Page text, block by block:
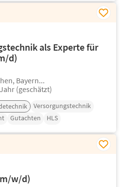
als Experte für
d)
Bayern...
(geschätzt)
Versorgungstechnik
Gutachten HLS
w/d)